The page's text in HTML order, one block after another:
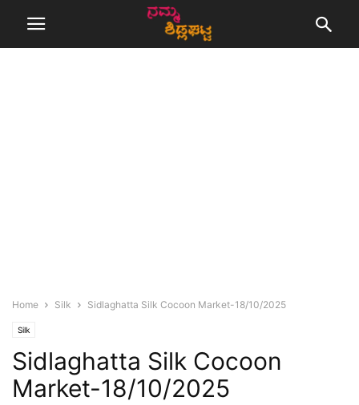
Home Silk Sidlaghatta Silk Cocoon Market-18/10/2025
Silk
Sidlaghatta Silk Cocoon
Market-18/10/2025